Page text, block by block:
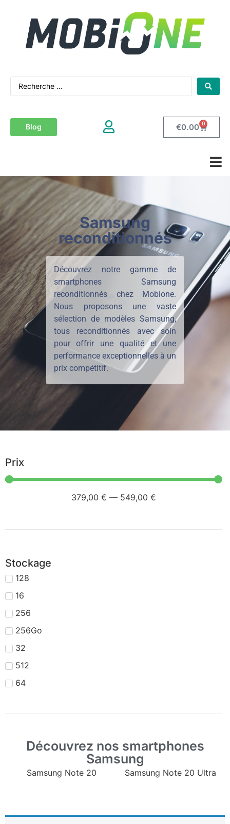
Blog €0.00 0
Samsung
reconditionnés
Découvrez notre gamme de
smartphones Samsung
reconditionnés chez Mobione.
Nous proposons une vaste
sélection de modèles Samsung,
tous reconditionnés avec soin
pour offrir une qualité et une
performance exceptionnelles à un
prix compétitif.
Prix
379,00 € — 549,00 €
Stockage
128
16
256
256Go
32
512
64
Découvrez nos smartphones
Samsung
Samsung Note 20 Samsung Note 20 Ultra